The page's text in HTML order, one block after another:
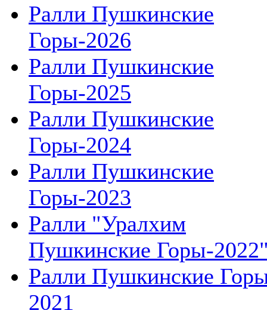
Ралли Пушкинские
Горы-2026
Ралли Пушкинские
Горы-2025
Ралли Пушкинские
Горы-2024
Ралли Пушкинские
Горы-2023
Ралли "Уралхим
Пушкинские Горы-
Ралли Пушкинские
2021